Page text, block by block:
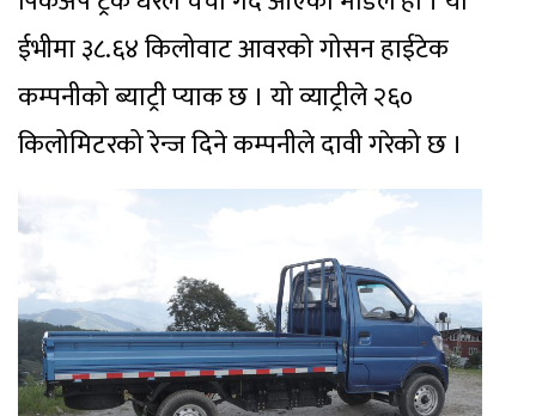
ईभीमा ३८.६४ किलोवाट आवरको गोसन हाईटेक
कम्पनीको ब्याट्री प्याक छ । यो व्याट्रीले २६०
किलोमिटरको रेन्ज दिने कम्पनीले दावी गरेको छ ।